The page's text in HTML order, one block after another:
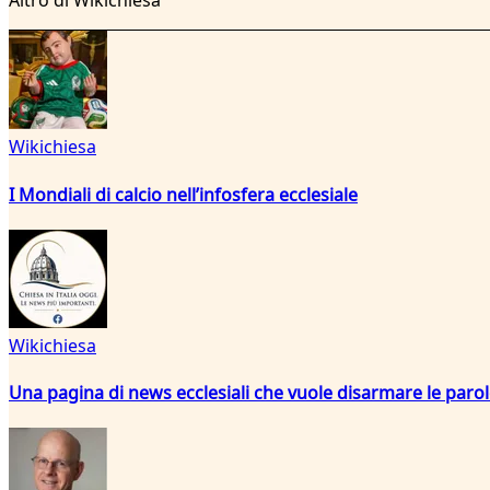
Wikichiesa
I Mondiali di calcio nell’infosfera ecclesiale
Wikichiesa
Una pagina di news ecclesiali che vuole disarmare le